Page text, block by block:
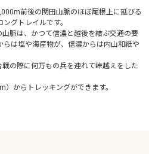
前後の関田山脈のほぼ尾根上に延びる
グトレイルです。
脈は、かつて信濃と越後を結ぶ交通の要
は塩や海産物が、信濃からは内山和紙や
の際に何万もの兵を連れて峠越えをした
）からトレッキングができます。